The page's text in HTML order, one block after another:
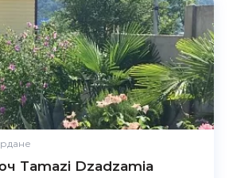
Tamazi Dzadzamia